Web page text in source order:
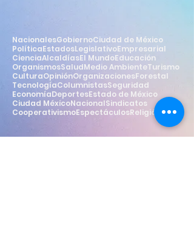
NacionalesGobiernoCiudad de México
PolíticaEstadosLegislativoEmpresarial
CienciaAlcaldíasEl MundoEducación
OrganismosSaludMedio AmbienteTurismo
CulturaOpiniónOrganizacionesForestal
TecnologíaColumnistasSeguridad
EconomíaDeportesEstado de México
Ciudad MéxicoNacionalSindicatos
CooperativismoEspectáculosReligión Estilo